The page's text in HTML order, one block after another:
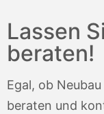
Lassen
beraten!
Egal, ob
beraten und